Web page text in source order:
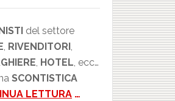
del settore
RIVENDITORI,
,HOTEL, ecc…
SCONTISTICA
LETTURA…